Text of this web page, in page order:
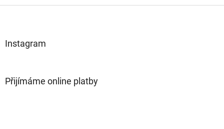
Instagram
Přijímáme online platby